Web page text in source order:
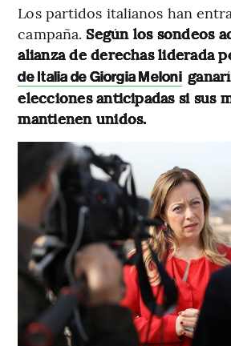
Los partidos italianos han
campaña. Según los sondeos
alianza de derechas liderada
de Italia de Giorgia Meloni
elecciones anticipadas si sus
mantienen unidos.